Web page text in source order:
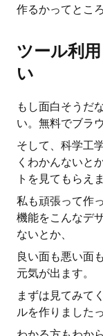
作るかってとこ
ツール利
い
もし面白そうだ
い。無料でブラ
そして、科学工
くわかんないと
トを見てもらえ
私も頑張って作
機能をこんなデ
ないとか、
良い面も悪い面
元気が出ます。
まずは見てみて
ルを作りました